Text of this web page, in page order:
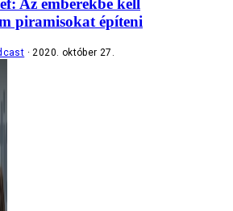
Az emberekbe kell
piramisokat építeni
2020. október 27.